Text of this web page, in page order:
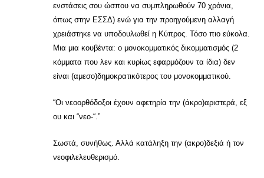
ενστάσεις σου ώσπου να συμπληρωθούν 70 χρόνια,
όπως στην ΕΣΣΔ) ενώ για την προηγούμενη αλλαγή
χρειάστηκε να υποδουλωθεί η Κύπρος. Τόσο πιο εύκολα.
Μια μια κουβέντα: ο μονοκομματικός δικομματισμός (2
κόμματα που λεν και κυρίως εφαρμόζουν τα ίδια) δεν
είναι (αμεσο)δημοκρατικότερος του μονοκομματικού.
“Οι νεοορθόδοξοι έχουν αφετηρία την (άκρο)αριστερά, εξ
ου και “νεο-“.”
Σωστά, συνήθως. Αλλά κατάληξη την (ακρο)δεξιά ή τον
νεοφιλελευθερισμό.